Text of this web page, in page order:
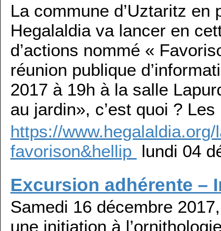
La commune d’Uztaritz en
Hegalaldia va lancer en
d’actions nommé «
réunion publique
2017 à 19h à la salle
au jardin», c’est quoi ?
https://
favorison&hellip lundi 04
Excursion adhérente –
Samedi 16 décembre
une initiation à